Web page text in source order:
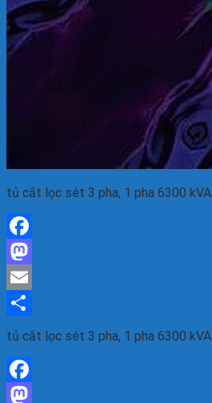
tủ cắt lọc sét 3 pha, 1 pha 6300 kVA
Facebook
Mastodon
Email
Share
tủ cắt lọc sét 3 pha, 1 pha 6300 kVA
Facebook